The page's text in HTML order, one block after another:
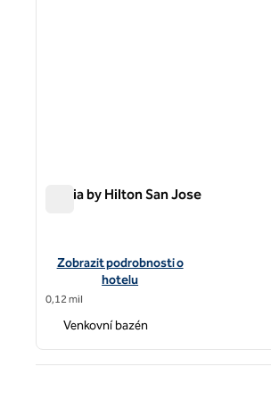
Signia by Hilton San Jose
Zobrazit podrobnosti o hotelu Signia
Zobrazit podrobnosti o
hotelu
0,12 mil
Venkovní bazén